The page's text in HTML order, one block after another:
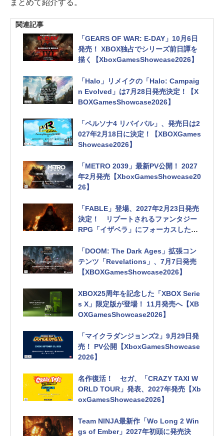
まとめて紹介する。
関連記事
「GEARS OF WAR: E-DAY」10月6日
発売！ XBOX独占でシリーズ前日譚を
描く【XboxGamesShowcase2026】
「Halo」リメイクの「Halo: Campaig
n Evolved」は7月28日発売決定！【X
BOXGamesShowcase2026】
「ペルソナ4 リバイバル」、発売日は2
027年2月18日に決定！【XBOXGames
Showcase2026】
「METRO 2039」最新PV公開！ 2027
年2月発売【XboxGamesShowcase20
26】
「FABLE」登場、2027年2月23日発売
決定！ リブートされるファンタジー
RPG「イザベラ」にフォーカスしたPV
「DOOM: The Dark Ages」拡張コン
テンツ「Revelations」、7月7日発売
【XBOXGamesShowcase2026】
XBOX25周年を記念した「XBOX Serie
s X」限定版が登場！ 11月発売へ【XB
OXGamesShowcase2026】
「マイクラダンジョンズ2」9月29日発
売！ PV公開【XboxGamesShowcase
2026】
名作復活！ セガ、「CRAZY TAXI W
ORLD TOUR」発表、2027年発売【Xb
oxGamesShowcase2026】
Team NINJA最新作「Wo Long 2 Win
gs of Ember」2027年初頭に発売決